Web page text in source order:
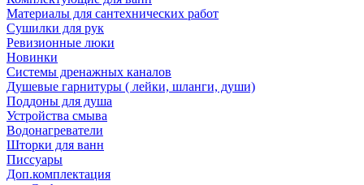
Материалы для сантехнических работ
Сушилки для рук
Ревизионные люки
Новинки
Системы дренажных каналов
Душевые гарнитуры ( лейки, шланги, души)
Поддоны для душа
Устройства смыва
Водонагреватели
Шторки для ванн
Писсуары
Доп.комплектация